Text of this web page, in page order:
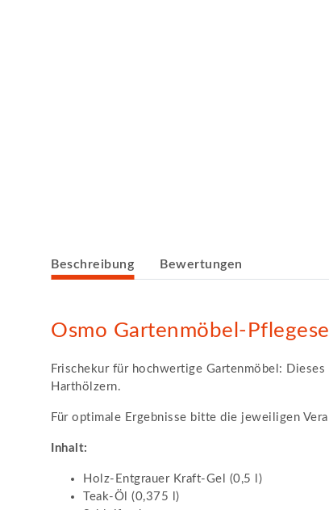
weitere Registerkarten anzeigen
Beschreibung Bewertungen
Osmo Gartenmöbel-
Frischekur für hochwertige Gartenmöbel:
Harthölzern.
Für optimale Ergebnisse bitte die jeweiligen
Inhalt:
Holz-Entgrauer Kraft-Gel (0,5 l)
Teak-Öl (0,375 l)